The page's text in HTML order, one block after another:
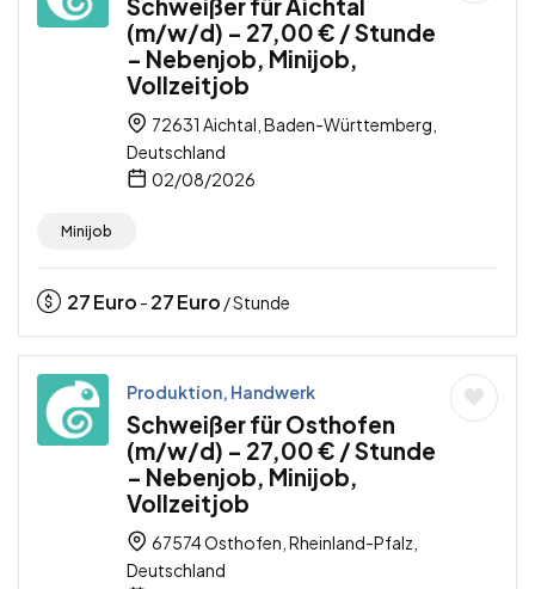
(m/w/d) – 27,00 € / Stunde
– Nebenjob, Minijob,
Vollzeitjob
72631 Aichtal, Baden-Württemberg,
Deutschland
02/08/2026
Minijob
27Euro - 27Euro / Stunde
Produktion, Handwerk
Schweißer für Osthofen
(m/w/d) – 27,00 € / Stunde
– Nebenjob, Minijob,
Vollzeitjob
67574 Osthofen, Rheinland-Pfalz,
Deutschland